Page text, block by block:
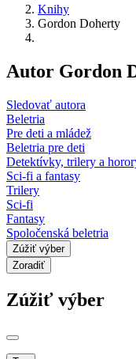
Knihy
Gordon Doherty
Autor Gordon
Sledovať autora
Beletria
Pre deti a mládež
Beletria pre deti
Detektívky, trilery a
Sci-fi a fantasy
Trilery
Sci-fi
Fantasy
Spoločenská beletria
Zúžiť výber
Zoradiť
Zúžiť výber